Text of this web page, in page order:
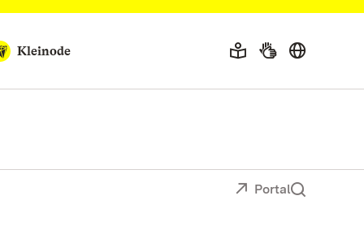
Kleinode
Portal